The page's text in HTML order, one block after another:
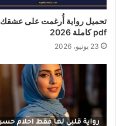
تحميل رواية أُرغمت على عشقك
pdf كاملة 2026
23 يونيو، 2026